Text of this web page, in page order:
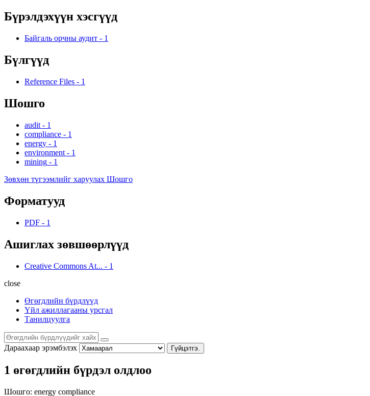
Бүрэлдэхүүн хэсгүүд
Байгаль орчны аудит - 1
Бүлгүүд
Reference Files - 1
Шошго
audit - 1
compliance - 1
energy - 1
environment - 1
mining - 1
Зөвхөн түгээмлийг харуулах Шошго
Форматууд
PDF - 1
Ашиглах зөвшөөрлүүд
Creative Commons At... - 1
close
Өгөгдлийн бүрдлүүд
Үйл ажиллагааны урсгал
Танилцуулга
Дараахаар эрэмбэлэх Гүйцэтгэ.
1 өгөгдлийн бүрдэл олдлоо
Шошго: energy compliance